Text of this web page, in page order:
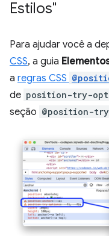
Estilos"
Para ajudar você a
CSS, a guia
a regras CSS
de position-try-
seção @position-try